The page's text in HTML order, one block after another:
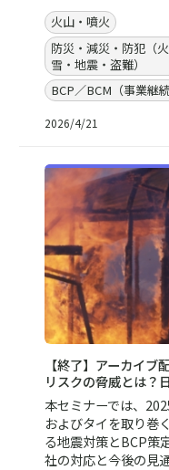
火山・噴火
防災・減災・防犯（
雪・地震・盗難）
BCP／BCM（事業継
2026/4/21
【終了】アーカイ
リスクの脅威とは？
本セミナーでは、
およびタイを取り巻
る地震対策とBCP策
社の対応と今後の見